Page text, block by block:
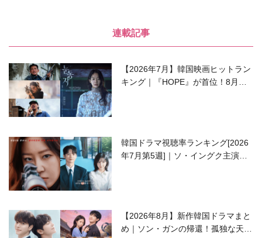
連載記事
【2026年7月】韓国映画ヒットラン
キング｜『HOPE』が首位！8月公
韓国ドラマ視聴率ランキング[2026
年7月第5週]｜ソ・イングク主演の
【2026年8月】新作韓国ドラマまと
め｜ソン・ガンの帰還！孤独な天才